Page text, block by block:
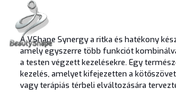
A VShape Synergy a ritka és hatékony
amely egyszerre több funkciót
a testen végzett kezelésekre. Egy
kezelés, amelyet kifejezetten a
vagy terápiás térbeli elváltozására